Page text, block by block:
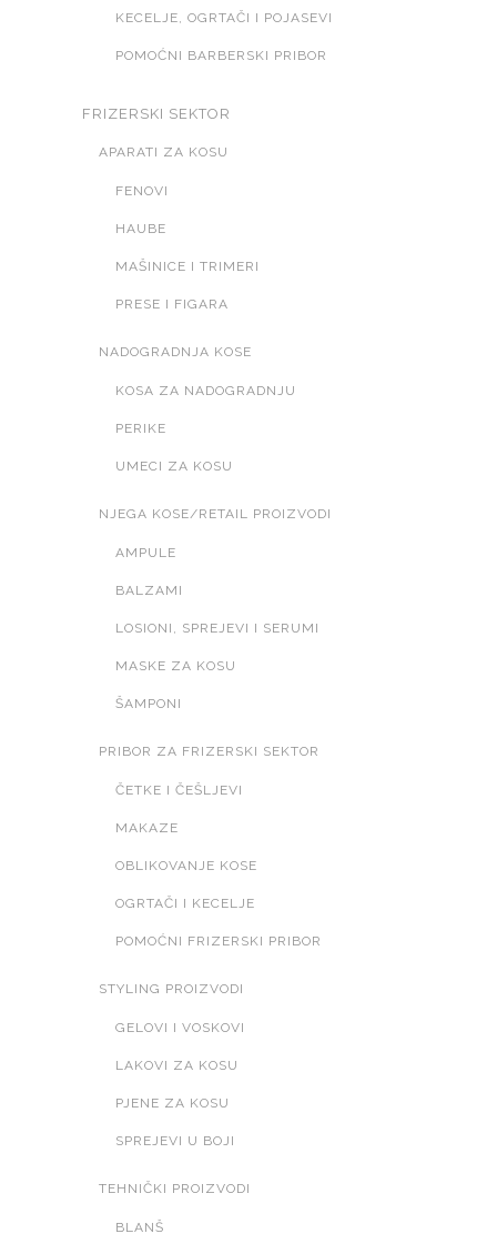
KECELJE, OGRTAČI I POJASEVI
POMOĆNI BARBERSKI PRIBOR
FRIZERSKI SEKTOR
APARATI ZA KOSU
FENOVI
HAUBE
MAŠINICE I TRIMERI
PRESE I FIGARA
NADOGRADNJA KOSE
KOSA ZA NADOGRADNJU
PERIKE
UMECI ZA KOSU
NJEGA KOSE/RETAIL PROIZVODI
AMPULE
BALZAMI
LOSIONI, SPREJEVI I SERUMI
MASKE ZA KOSU
ŠAMPONI
PRIBOR ZA FRIZERSKI SEKTOR
ČETKE I ČEŠLJEVI
MAKAZE
OBLIKOVANJE KOSE
OGRTAČI I KECELJE
POMOĆNI FRIZERSKI PRIBOR
STYLING PROIZVODI
GELOVI I VOSKOVI
LAKOVI ZA KOSU
PJENE ZA KOSU
SPREJEVI U BOJI
TEHNIČKI PROIZVODI
BLANŠ